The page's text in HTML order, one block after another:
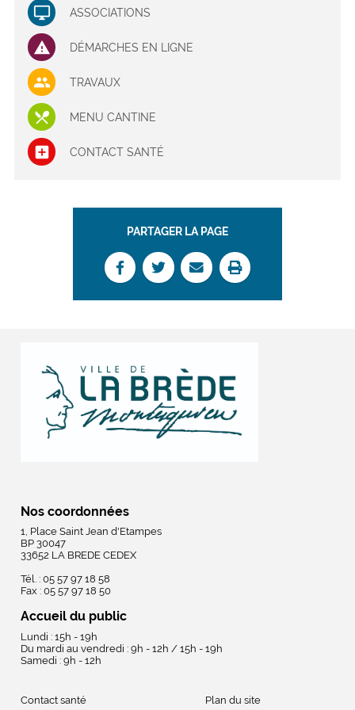
ASSOCIATIONS
DÉMARCHES EN LIGNE
TRAVAUX
MENU CANTINE
CONTACT SANTÉ
PARTAGER LA PAGE
Nos coordonnées
1, Place Saint Jean d'Etampes
BP 30047
33652 LA BREDE CEDEX
Tél. : 05 57 97 18 58
Fax : 05 57 97 18 50
Accueil du public
Lundi : 15h - 19h
Du mardi au vendredi : 9h - 12h / 15h - 19h
Samedi : 9h - 12h
Contact santé Plan du site